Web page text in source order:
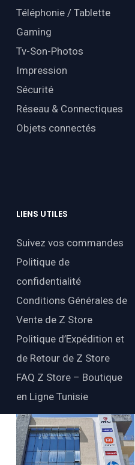
Téléphonie / Tablette
Gaming
Tv-Son-Photos
Impression
Sécurité
Réseau & Connectiques
Objets connectés
LIENS UTILES
Suivez vos commandes
Politique de
confidentialité
Conditions Générales de
Vente de Z Store
Politique d’Expédition et
de Retour de Z Store
FAQ Z Store – Boutique
en Ligne Tunisie